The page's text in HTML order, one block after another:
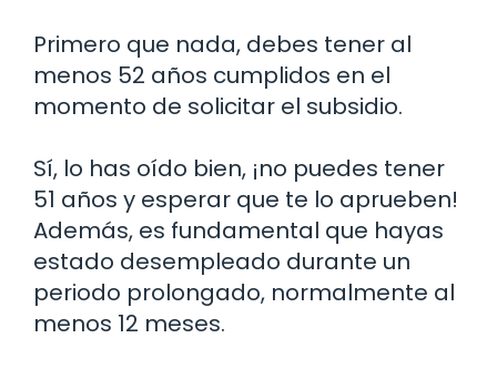
Primero que nada, debes tener al
menos 52 años cumplidos en el
momento de solicitar el subsidio.
Sí, lo has oído bien, ¡no puedes tener
51 años y esperar que te lo aprueben!
Además, es fundamental que hayas
estado desempleado durante un
periodo prolongado, normalmente al
menos 12 meses.